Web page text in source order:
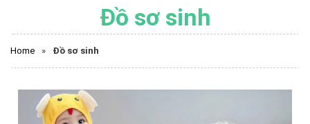
Đồ sơ sinh
Home » Đồ sơ sinh